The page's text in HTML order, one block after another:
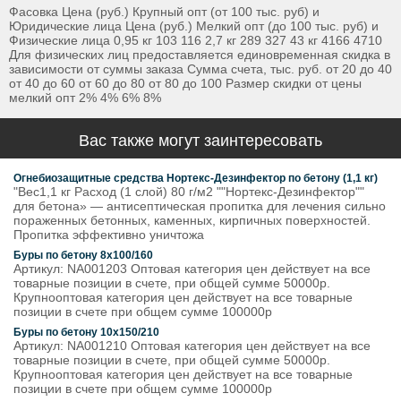
Фасовка Цена (руб.) Крупный опт (от 100 тыс. руб) и
Юридические лица Цена (руб.) Мелкий опт (до 100 тыс. руб) и
Физические лица 0,95 кг 103 116 2,7 кг 289 327 43 кг 4166 4710
Для физических лиц предоставляется единовременная скидка в
зависимости от суммы заказа Сумма счета, тыс. руб. от 20 до 40
от 40 до 60 от 60 до 80 от 80 до 100 Размер скидки от цены
мелкий опт 2% 4% 6% 8%
Вас также могут заинтересовать
Огнебиозащитные средства Нортекс-Дезинфектор по бетону (1,1 кг)
"Вес1,1 кг Расход (1 слой) 80 г/м2 ""Нортекс-Дезинфектор""
для бетона» — антисептическая пропитка для лечения сильно
пораженных бетонных, каменных, кирпичных поверхностей.
Пропитка эффективно уничтожа
Буры по бетону 8х100/160
Артикул: NA001203 Оптовая категория цен действует на все
товарные позиции в счете, при общей сумме 50000р.
Крупнооптовая категория цен действует на все товарные
позиции в счете при общем сумме 100000р
Буры по бетону 10х150/210
Артикул: NA001210 Оптовая категория цен действует на все
товарные позиции в счете, при общей сумме 50000р.
Крупнооптовая категория цен действует на все товарные
позиции в счете при общем сумме 100000р